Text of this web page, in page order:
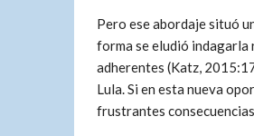
Pero ese abordaje situó
forma se eludió indagarla
adherentes (Katz,
Lula. Si en esta nueva
frustrantes